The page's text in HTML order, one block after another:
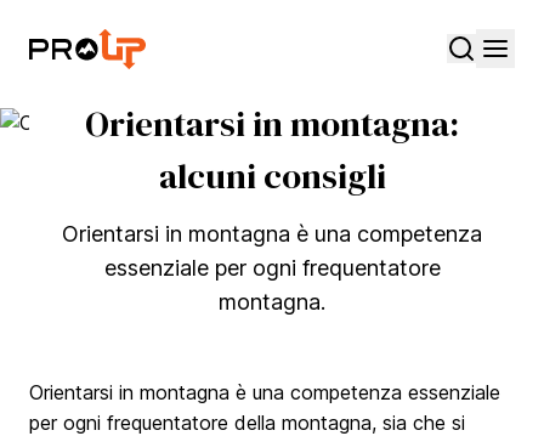
Orientarsi in montagna:
alcuni consigli
Orientarsi in montagna è una competenza
essenziale per ogni frequentatore
montagna.
Informazioni aggiuntive
Orientarsi in montagna è una competenza essenziale
per ogni frequentatore della montagna, sia che si